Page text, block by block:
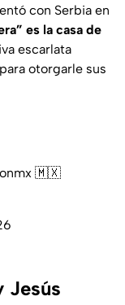
con Serbia en
es la casa de
escarlata
otorgarle sus
🇲🇽
Jesús